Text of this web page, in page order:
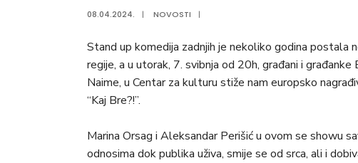
08.04.2024. | NOVOSTI |
Stand up komedija zadnjih je nekoliko godina postala
regije, a u utorak, 7. svibnja od 20h, građani i
Naime, u Centar za kulturu stiže nam europsko
“Kaj Bre?!”.
Marina Orsag i Aleksandar Perišić u ovom se showu
odnosima dok publika uživa, smije se od srca, ali i